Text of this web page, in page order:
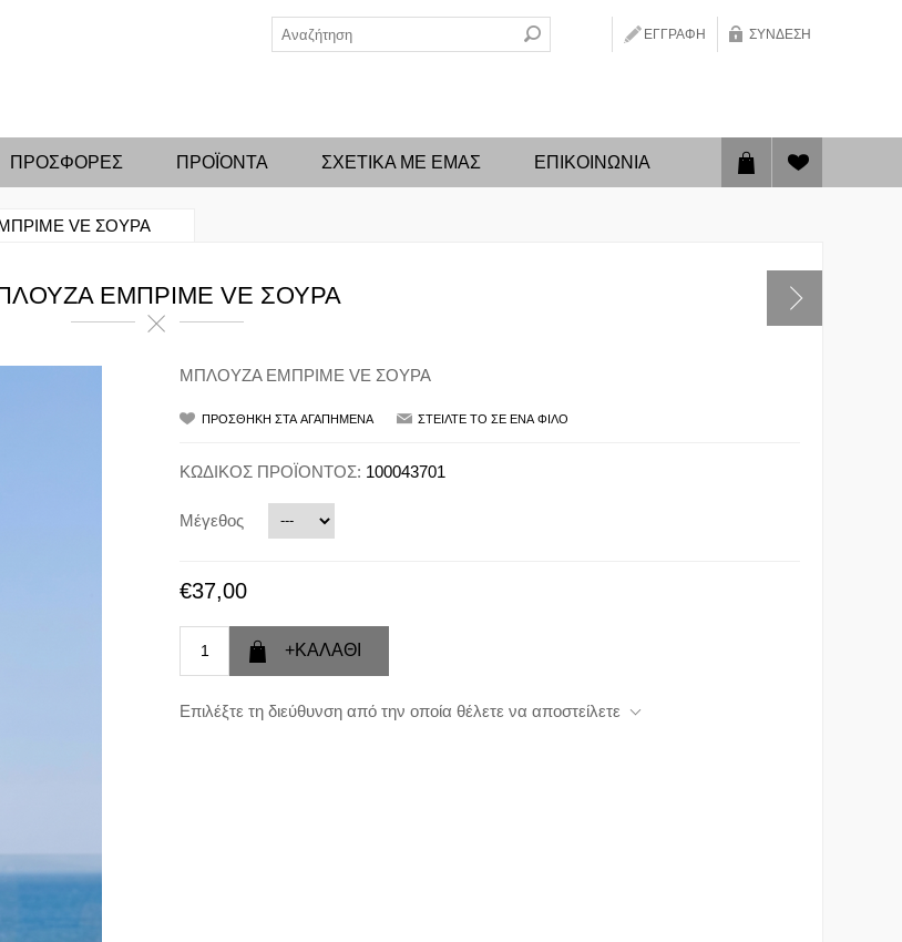
ΕΓΓΡΑΦΉ ΣΎΝΔΕΣΗ
ΠΡΟΣΦΟΡΕΣ ΠΡΟΪΟΝΤΑ ΣΧΕΤΙΚΑ ΜΕ ΕΜΑΣ ΕΠΙΚΟΙΝΩΝΊΑ
VE ΣΟΥΡΑ
ΕΜΠΡΙΜΕ VE ΣΟΥΡΑ
ΜΠΛΟΥΖΑ ΕΜΠΡΙΜΕ VE ΣΟΥΡΑ
ΚΩΔΙΚΟΣ ΠΡΟΪΟΝΤΟΣ: 100043701
Μέγεθος
€37,00
Επιλέξτε τη διεύθυνση από την οποία θέλετε να αποστείλετε